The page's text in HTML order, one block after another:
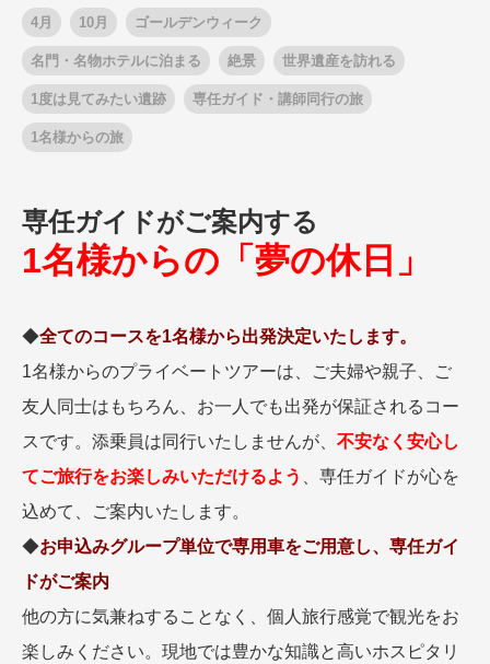
4月 10月 ゴールデンウィーク
名門・名物ホテルに泊まる 絶景 世界遺産を訪れる
1度は見てみたい遺跡 専任ガイド・講師同行の旅
1名様からの旅
専任ガイドがご案内する
1名様からの「夢の休日」
◆全てのコースを1名様から出発決定いたします。
1名様からのプライベートツアーは、ご夫婦や親子、ご
友人同士はもちろん、お一人でも出発が保証されるコー
スです。添乗員は同行いたしませんが、 不安なく安心し
てご旅行をお楽しみいただけるよう
、専任ガイドが心を
込めて、ご案内いたします。
◆お申込みグループ単位で専用車をご用意し、専任ガイ
ドがご案内
他の方に気兼ねすることなく、個人旅行感覚で観光をお
楽しみください。現地では豊かな知識と高いホスピタリ